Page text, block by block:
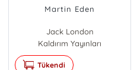
Martin Eden
Jack London
Kaldırım Yayınları
Tükendi